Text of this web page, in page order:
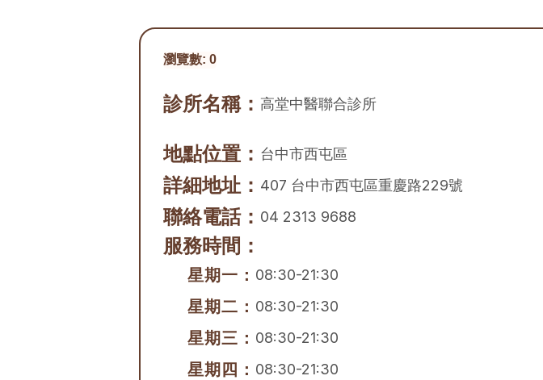
瀏覽數: 0
診所名稱： 高堂中醫聯合診所
地點位置： 台中市西屯區
詳細地址： 407 台中市西屯區重慶路229號
聯絡電話： 04 2313 9688
服務時間：
星期一： 08:30-21:30
星期二： 08:30-21:30
星期三： 08:30-21:30
星期四： 08:30-21:30